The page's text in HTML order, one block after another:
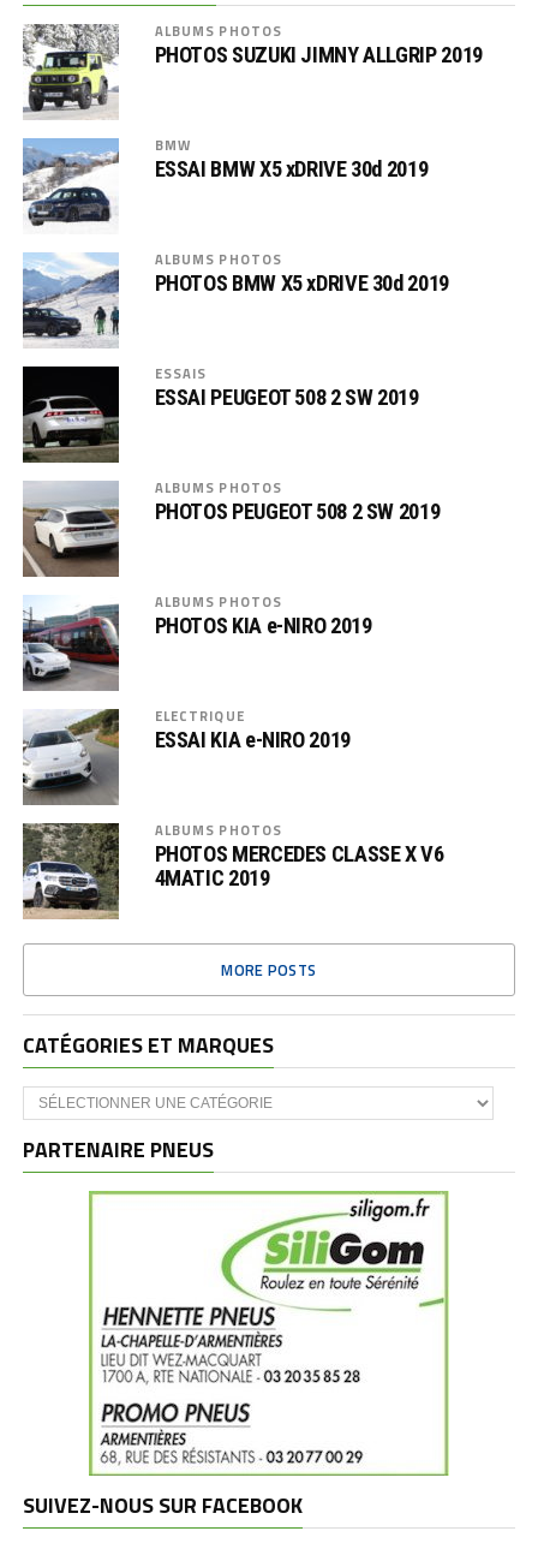
ALBUMS PHOTOS
PHOTOS SUZUKI JIMNY ALLGRIP 2019
BMW
ESSAI BMW X5 xDRIVE 30d 2019
ALBUMS PHOTOS
PHOTOS BMW X5 xDRIVE 30d 2019
ESSAIS
ESSAI PEUGEOT 508 2 SW 2019
ALBUMS PHOTOS
PHOTOS PEUGEOT 508 2 SW 2019
ALBUMS PHOTOS
PHOTOS KIA e-NIRO 2019
ELECTRIQUE
ESSAI KIA e-NIRO 2019
ALBUMS PHOTOS
PHOTOS MERCEDES CLASSE X V6
4MATIC 2019
MORE POSTS
CATÉGORIES ET MARQUES
Catégories
et
PARTENAIRE PNEUS
SUIVEZ-NOUS SUR FACEBOOK